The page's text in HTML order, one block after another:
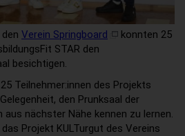
Verein Springboard
konnten 25
STAR den
besichtigen.
Teilnehmer:innen des Projekts
den Prunksaal der
aus nächster Nähe kennen zu lernen.
Projekt KULTurgut des Vereins